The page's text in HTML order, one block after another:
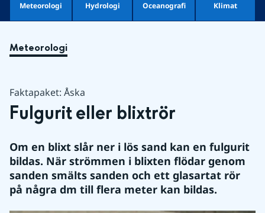
Meteorologi Hydrologi Oceanografi Klimat
Meteorologi
Faktapaket: Åska
Fulgurit eller blixtrör
Om en blixt slår ner i lös sand kan en fulgurit
bildas. När strömmen i blixten flödar genom
sanden smälts sanden och ett glasartat rör
på några dm till flera meter kan bildas.